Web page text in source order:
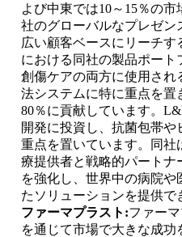
よび中東では10～15％の
社のグローバルなプレゼン
広い顧客ベースにリーチ
における同社の製品ポー
創傷ケアの両方に使用され
法システムに特に重点を置
80％に貢献しています。
開発に投資し、抗菌包帯
重点を置いています。同社
療提供者と戦略的パートナ
を強化し、世界中の病院
たソリューションを提供で
ファーマプラスト:ファー
を通じて市場で大きな成